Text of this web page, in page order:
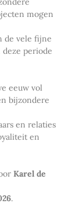
mogen
de vele fijne
periode
eeuw vol
bijzondere
en relaties
en
Karel de
.